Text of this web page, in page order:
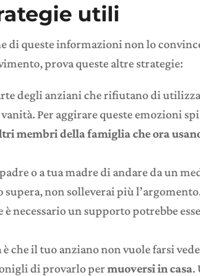
utili
di queste informazioni non lo
prova queste altre strategie:
degli anziani che rifiutano di
Per aggirare queste emozioni
membri della famiglia che ora
o a tua madre di andare da un
supera, non solleverai più
è necessario un supporto potrebbe
è che il tuo anziano non vuole farsi
di provarlo permuoversi in casa.